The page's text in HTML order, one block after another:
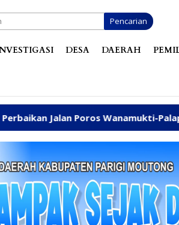
Pencarian
DESA DAERAH
Wanamukti-Palapi Kembali